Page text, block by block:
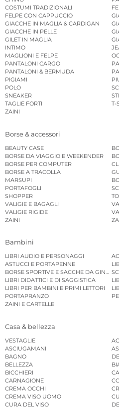
COSTUMI TRADIZIONALI
FELPE CON CAPPUCCIO
GIACCHE IN MAGLIA & CARDIGAN
GIACCHE IN PELLE
GILET IN MAGLIA
INTIMO
MAGLIONI E FELPE
PANTALONI CARGO
PANTALONI & BERMUDA
PIGIAMI
POLO
SNEAKER
TAGLIE FORTI
T-
ZAINI
Borse & accessori
BEAUTY CASE
BORSE DA VIAGGIO E WEEKENDER
BORSE PER COMPUTER
BORSE A TRACOLLA
MARSUPI
PORTAFOGLI
SHOPPER
VALIGIE E BAGAGLI
VALIGIE RIGIDE
ZAINI
Bambini
LIBRI AUDIO E PERSONAGGI
ASTUCCI E PORTAPENNE
BORSE SPORTIVE E SACCHE DA
LIBRI DIDATTICI E DI SAGGISTICA
LIBRI PER BAMBINI E PRIMI LETTORI
PORTAPRANZO
ZAINI E CARTELLE
Casa & bellezza
VESTAGLIE
ASCIUGAMANI
BAGNO
BELLEZZA
BICCHIERI
CARNAGIONE
CREMA OCCHI
CREMA VISO UOMO
CURA DEL VISO